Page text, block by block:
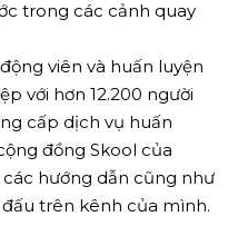
trong các cảnh quay
viên và huấn luyện
với hơn 12.200 người
cấp dịch vụ huấn
đồng Skool của
hướng dẫn cũng như
trên kênh của mình.